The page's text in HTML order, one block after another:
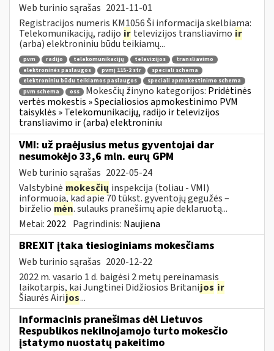
Web turinio sąrašas 2021-11-01
Registracijos numeris KM1056 Ši informacija skelbiama:
Telekomunikacijų, radijo ir televizijos transliavimo ir
(arba) elektroniniu būdu teikiamų...
pvm radijo telekomunikacijų televizijos
transliavimo
elektroninės paslaugos
pvmį 115-2 str
speciali schema
elektroniniu būdu teikiamos paslaugos
speciali apmokestinimo schema
pvm schema
oss Mokesčių žinyno kategorijos: Pridėtinės
vertės mokestis » Specialiosios apmokestinimo PVM
taisyklės » Telekomunikacijų, radijo ir televizijos
transliavimo ir (arba) elektroniniu
VMI: už praėjusius metus gyventojai dar
nesumokėjo 33,6 mln. eurų GPM
Web turinio sąrašas 2022-05-24
Valstybinė mokesčių inspekcija (toliau - VMI)
informuoja, kad apie 70 tūkst. gyventojų gegužės –
birželio mėn. sulauks pranešimų apie deklaruotą...
Metai: 2022 Pagrindinis: Naujiena
BREXIT įtaka tiesioginiams mokesčiams
Web turinio sąrašas 2020-12-22
2022 m. vasario 1 d. baigėsi 2 metų pereinamasis
laikotarpis, kai Jungtinei Didžiosios Britanijos ir
Šiaurės Airijos...
Informacinis pranešimas dėl Lietuvos
Respublikos nekilnojamojo turto mokesčio
įstatymo nuostatų pakeitimo